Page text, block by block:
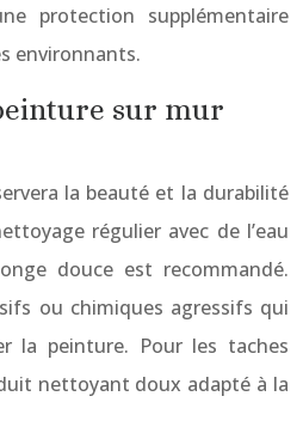
protection supplémentaire
environnants.
sur mur
la beauté et la durabilité
régulier avec de l’eau
douce est recommandé.
ou chimiques agressifs qui
la peinture. Pour les taches
nettoyant doux adapté à la